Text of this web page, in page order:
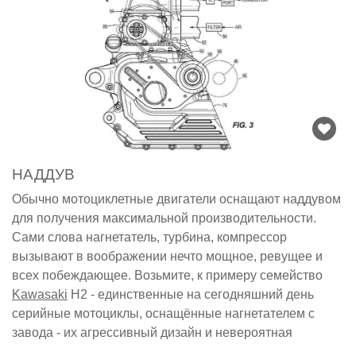
НАДДУВ
Обычно мотоциклетные двигатели оснащают наддувом
для получения максимальной производительности.
Сами слова нагнетатель, турбина, компрессор
вызывают в воображении нечто мощное, ревущее и
всех побеждающее. Возьмите, к примеру семейство
Kawasaki H2 - единственные на сегодняшний день
серийные мотоциклы, оснащённые нагнетателем с
завода - их агрессивный дизайн и невероятная